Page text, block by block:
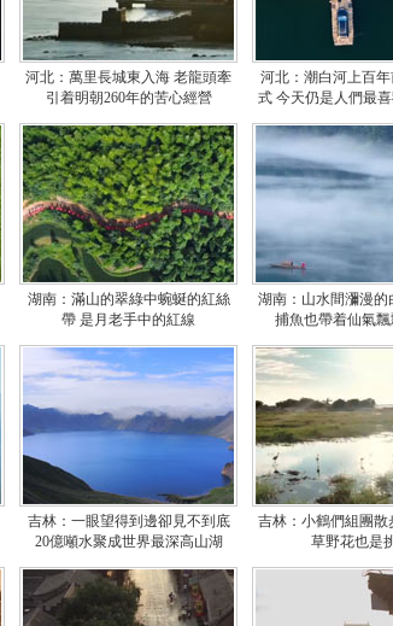
河北：萬里長城東入海 老龍頭牽
引着明朝260年的苦心經營
河北：潮白河上百
式 今天仍是人們最
湖南：滿山的翠綠中蜿蜒的紅絲
帶 是月老手中的紅線
湖南：山水間瀰漫的
捕魚也帶着仙氣
吉林：一眼望得到邊卻見不到底
20億噸水聚成世界最深高山湖
吉林：小鶴們組團散
草野花也是